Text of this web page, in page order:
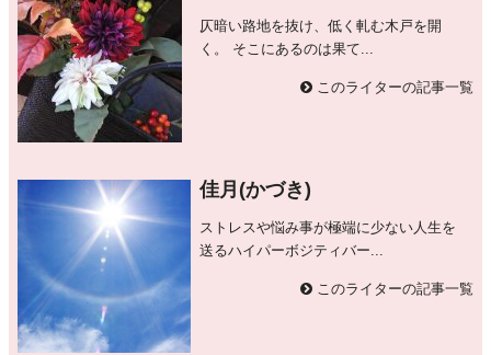
仄暗い路地を抜け、低く軋む木戸を開
く。 そこにあるのは果て...
このライターの記事一覧
佳月(かづき)
ストレスや悩み事が極端に少ない人生を
送るハイパーボジティバー...
このライターの記事一覧